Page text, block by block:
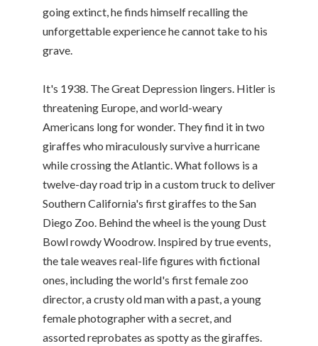
going extinct, he finds himself recalling the
unforgettable experience he cannot take to his
grave.
It's 1938. The Great Depression lingers. Hitler is
threatening Europe, and world-weary
Americans long for wonder. They find it in two
giraffes who miraculously survive a hurricane
while crossing the Atlantic. What follows is a
twelve-day road trip in a custom truck to deliver
Southern California's first giraffes to the San
Diego Zoo. Behind the wheel is the young Dust
Bowl rowdy Woodrow. Inspired by true events,
the tale weaves real-life figures with fictional
ones, including the world's first female zoo
director, a crusty old man with a past, a young
female photographer with a secret, and
assorted reprobates as spotty as the giraffes.